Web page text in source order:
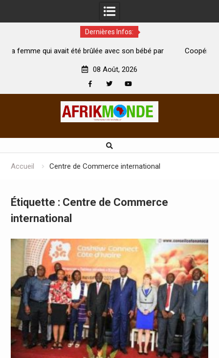
Dernières Infos:
brûlée avec son bébé par
Coopération: Le ministre Indien
08 Août, 2026
Accueil Centre de Commerce international
Étiquette : Centre de Commerce
international